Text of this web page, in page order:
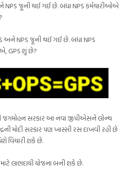
જૂની થઈ ગઈ છે. બધા NPS કર્મચારીઓએ
અને NPS જૂની થઈ ગઈ છે. બધા NPS
GPS શું છે?
જગમોહન સરકાર આ નવા જીપીએસને લોન્ચ
મોદી સરકાર પણ ખાસ્સી રસ દાખવી રહી છે
વિચારી શકે છે.
લાભદાયી યોજના બની શકે છે.